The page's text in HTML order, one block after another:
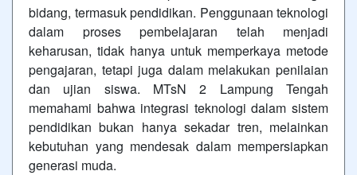
bidang, termasuk pendidikan. Penggunaan teknologi
dalam proses pembelajaran telah menjadi
keharusan, tidak hanya untuk memperkaya metode
pengajaran, tetapi juga dalam melakukan penilaian
dan ujian siswa. MTsN 2 Lampung Tengah
memahami bahwa integrasi teknologi dalam sistem
pendidikan bukan hanya sekadar tren, melainkan
kebutuhan yang mendesak dalam mempersiapkan
generasi muda.